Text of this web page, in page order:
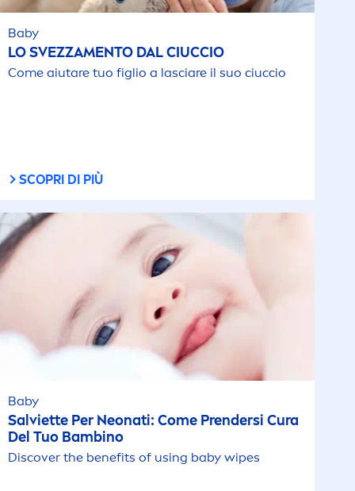
Baby
LO SVEZZAMENTO DAL CIUCCIO
Come aiutare tuo figlio a lasciare il suo ciuccio
SCOPRI DI PIÙ
Baby
Salviette Per Neonati: Come Prendersi Cura
Del Tuo Bambino
Discover the benefits of using baby wipes